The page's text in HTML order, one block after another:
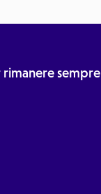
sempre